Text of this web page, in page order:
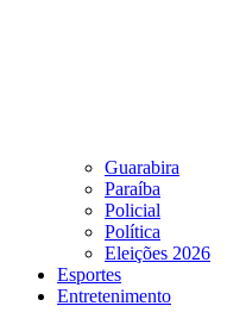
Guarabira
Paraíba
Policial
Política
Eleições 2026
Esportes
Entretenimento